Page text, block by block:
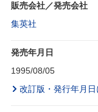
販売会社／発売会社
集英社
発売年月日
1995/08/05
改訂版・発行年月日